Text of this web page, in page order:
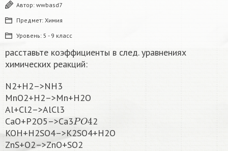
Автор: wwbasd7
Предмет: Химия
Уровень: 5 - 9 класс
расставьте коэффициенты в след. уравнениях
химических реакций:
N2+H2–>NH3
MnO2+H2–>Mn+H2O
Al+Cl2–>AlCl3
CaO+P2O5–>Ca3PO4 2
KOH+H2SO4–>K2SO4+H2O
ZnS+O2–>ZnO+SO2​